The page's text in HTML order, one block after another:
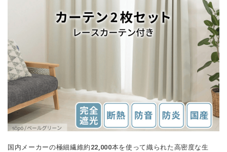
国内メーカーの極細繊維約22,000本を使って織られた高密度な生